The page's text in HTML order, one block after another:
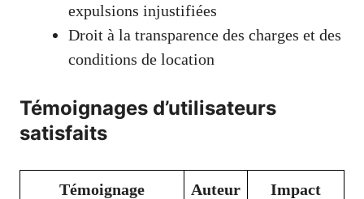
expulsions injustifiées
Droit à la transparence des charges et des
conditions de location
Témoignages d’utilisateurs
satisfaits
Témoignage Auteur Impact